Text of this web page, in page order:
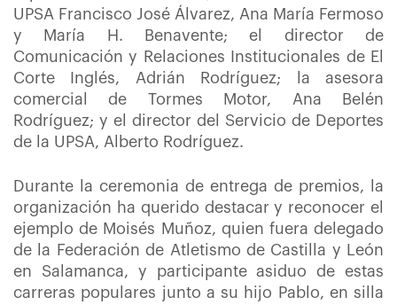
UPSA Francisco José Álvarez, Ana María Fermoso
y María H. Benavente; el director de
Comunicación y Relaciones Institucionales de El
Corte Inglés, Adrián Rodríguez; la asesora
comercial de Tormes Motor, Ana Belén
Rodríguez; y el director del Servicio de Deportes
de la UPSA, Alberto Rodríguez.
Durante la ceremonia de entrega de premios, la
organización ha querido destacar y reconocer el
ejemplo de Moisés Muñoz, quien fuera delegado
de la Federación de Atletismo de Castilla y León
en Salamanca, y participante asiduo de estas
carreras populares junto a su hijo Pablo, en silla